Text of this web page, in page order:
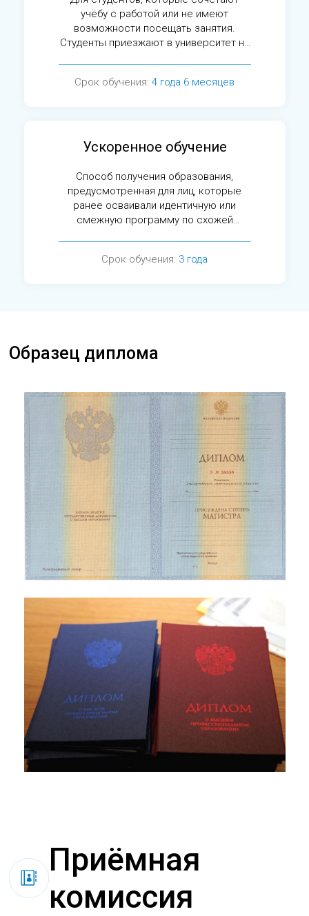
учёбу с работой или не имеют
возможности посещать занятия.
Студенты приезжают в университет на
Срок обучения: 4 года 6 месяцев
Ускоренное обучение
Способ получения образования,
предусмотренная для лиц, которые
ранее осваивали идентичную или
смежную программу по схожей
Срок обучения: 3 года
Образец диплома
Приёмная
комиссия